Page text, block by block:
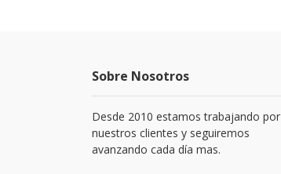
Sobre Nosotros
Desde 2010 estamos trabajando por
nuestros clientes y seguiremos
avanzando cada día mas.